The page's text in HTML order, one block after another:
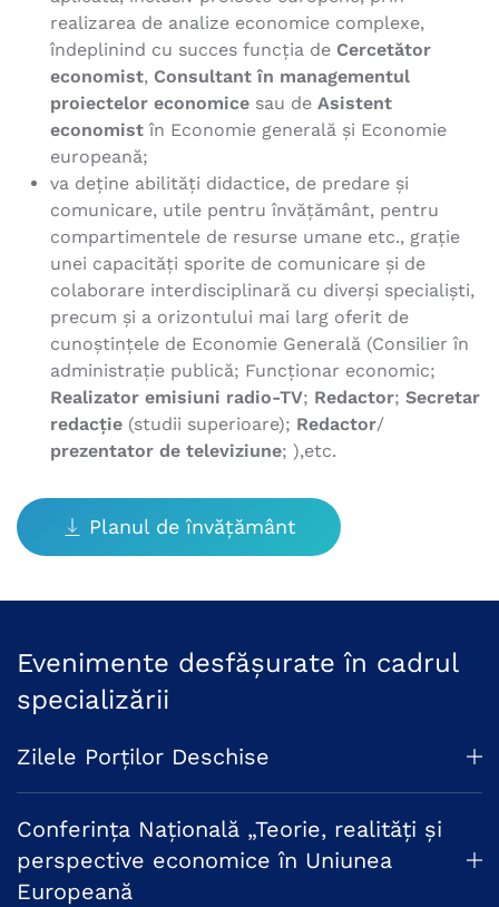
realizarea de analize economice complexe,
îndeplinind cu succes funcţia de Cercetător
economist, Consultant în managementul
proiectelor economice sau de Asistent
economist în Economie generală şi Economie
europeană;
va deţine abilităţi didactice, de predare şi
comunicare, utile pentru învăţământ, pentru
compartimentele de resurse umane etc., graţie
unei capacităţi sporite de comunicare şi de
colaborare interdisciplinară cu diverşi specialişti,
precum şi a orizontului mai larg oferit de
cunoştinţele de Economie Generală (Consilier în
administraţie publică; Funcţionar economic;
Realizator emisiuni radio-TV; Redactor; Secretar
redacție (studii superioare); Redactor/
prezentator de televiziune; ),etc.
Planul de învățământ
Evenimente desfășurate în cadrul
specializării
Zilele Porților Deschise
Conferința Națională „Teorie, realităţi şi
perspective economice în Uniunea
Europeană